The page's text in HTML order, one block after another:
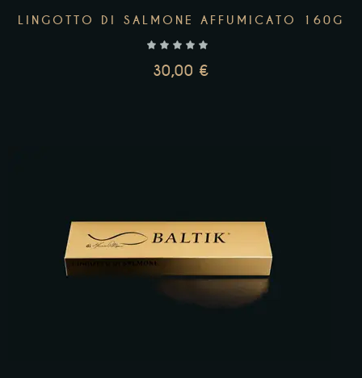
LINGOTTO DI SALMONE AFFUMICATO 160G
30,00 €